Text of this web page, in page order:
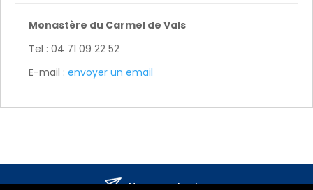
Monastère du Carmel de Vals
Tel : 04 71 09 22 52
E-mail : envoyer un email
Nous contacter